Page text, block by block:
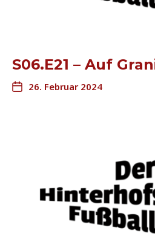
S06.E21 – Auf
26. Februar 2024